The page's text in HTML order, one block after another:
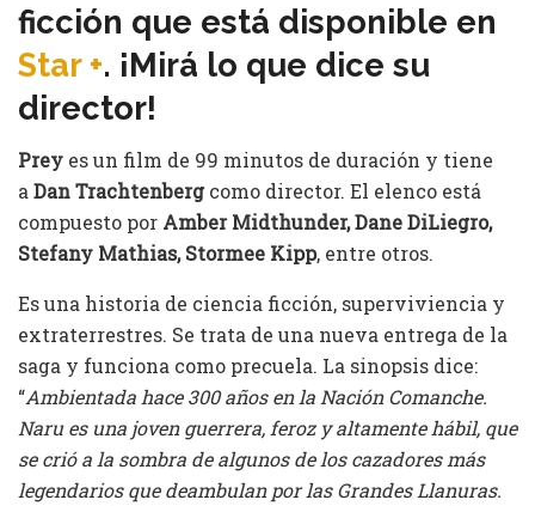
ficción que está disponible en
Star +. ¡Mirá lo que dice su
director!
Prey es un film de 99 minutos de duración y tiene
aDan Trachtenbergcomo director. El elenco está
compuesto por Amber Midthunder, Dane DiLiegro,
Stefany Mathias, Stormee Kipp, entre otros.
Es una historia de ciencia ficción, superviviencia y
extraterrestres. Se trata de una nueva entrega de la
saga y funciona como precuela. La sinopsis dice:
“Ambientada hace 300 años en la Nación Comanche.
Naru es una joven guerrera, feroz y altamente hábil, que
se crió a la sombra de algunos de los cazadores más
legendarios que deambulan por las Grandes Llanuras.